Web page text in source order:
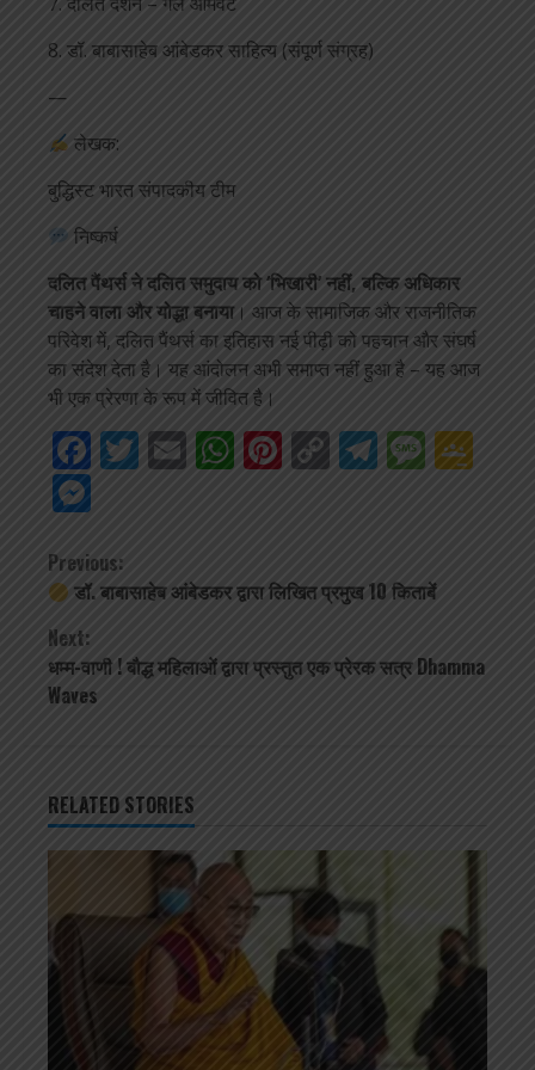
8. डॉ. बाबासाहेब आंबेडकर साहित्य (संपूर्ण संग्रह)
—
लेखक:
बुद्धिस्ट भारत संपादकीय टीम
निष्कर्ष
दलित पैंथर्स ने दलित समुदाय को ‘भिखारी’ नहीं, बल्कि अधिकार
चाहने वाला और योद्धा बनाया। आज के सामाजिक और राजनीतिक
परिवेश में, दलित पैंथर्स का इतिहास नई पीढ़ी को पहचान और संघर्ष
का संदेश देता है। यह आंदोलन अभी समाप्त नहीं हुआ है – यह आज
भी एक प्रेरणा के रूप में जीवित है।
Facebook
Twitter
EmailWhatsApp
Pinterest
Copy
Continue
Reading
Previous:
डॉ. बाबासाहेब आंबेडकर द्वारा लिखित प्रमुख 10 किताबें
Next:
धम्म-वाणी ! बौद्ध महिलाओं द्वारा प्रस्तुत एक प्रेरक सत्र Dhamma
Waves
RELATED STORIES